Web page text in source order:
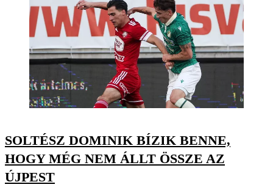
SOLTÉSZ DOMINIK BÍZIK BENNE,
HOGY MÉG NEM ÁLLT ÖSSZE AZ
ÚJPEST